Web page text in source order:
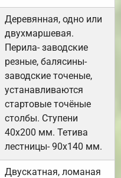
Деревянная, одно или
двухмаршевая.
Перила- заводские
резные, балясины-
заводские точеные,
устанавливаются
стартовые точёные
столбы. Ступени
40х200 мм. Тетива
лестницы- 90х140 мм.
Двускатная, ломаная